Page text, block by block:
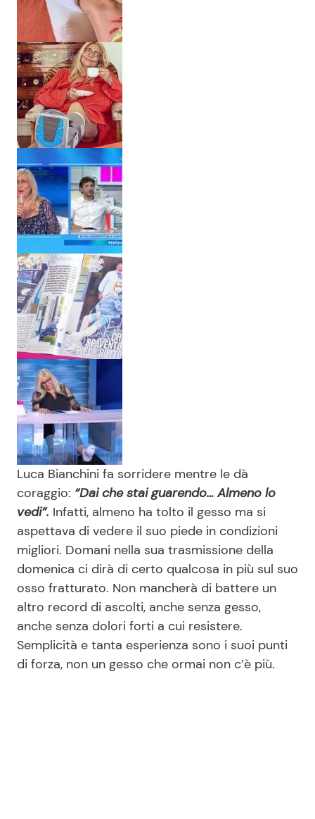
Luca Bianchini fa sorridere mentre le dà
coraggio: “Dai che stai guarendo… Almeno lo
vedi”. Infatti, almeno ha tolto il gesso ma si
aspettava di vedere il suo piede in condizioni
migliori. Domani nella sua trasmissione della
domenica ci dirà di certo qualcosa in più sul suo
osso fratturato. Non mancherà di battere un
altro record di ascolti, anche senza gesso,
anche senza dolori forti a cui resistere.
Semplicità e tanta esperienza sono i suoi punti
di forza, non un gesso che ormai non c’è più.